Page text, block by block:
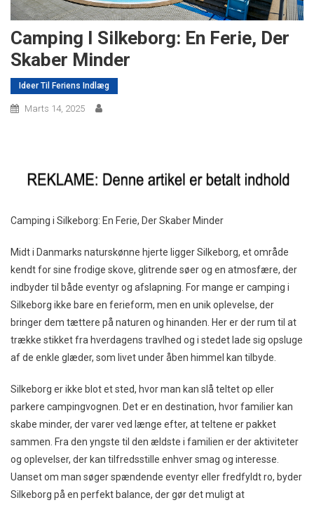
Camping I Silkeborg: En Ferie, Der
Skaber Minder
Ideer Til Feriens Indlæg
Marts 14, 2025
Camping i Silkeborg: En Ferie, Der Skaber Minder
Midt i Danmarks naturskønne hjerte ligger Silkeborg, et område
kendt for sine frodige skove, glitrende søer og en atmosfære, der
indbyder til både eventyr og afslapning. For mange er camping i
Silkeborg ikke bare en ferieform, men en unik oplevelse, der
bringer dem tættere på naturen og hinanden. Her er der rum til at
trække stikket fra hverdagens travlhed og i stedet lade sig opsluge
af de enkle glæder, som livet under åben himmel kan tilbyde.
Silkeborg er ikke blot et sted, hvor man kan slå teltet op eller
parkere campingvognen. Det er en destination, hvor familier kan
skabe minder, der varer ved længe efter, at teltene er pakket
sammen. Fra den yngste til den ældste i familien er der aktiviteter
og oplevelser, der kan tilfredsstille enhver smag og interesse.
Uanset om man søger spændende eventyr eller fredfyldt ro, byder
Silkeborg på en perfekt balance, der gør det muligt at